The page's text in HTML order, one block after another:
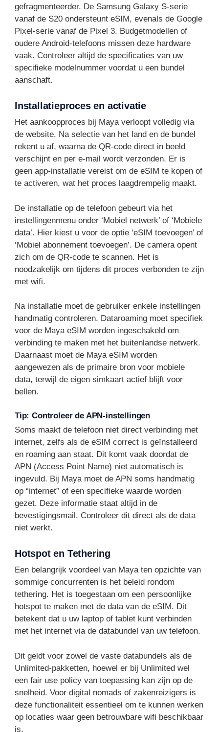
gefragmenteerder. De Samsung Galaxy S-serie
vanaf de S20 ondersteunt eSIM, evenals de Google
Pixel-serie vanaf de Pixel 3. Budgetmodellen of
oudere Android-telefoons missen deze hardware
vaak. Controleer altijd de specificaties van uw
specifieke modelnummer voordat u een bundel
aanschaft.
Installatieproces en activatie
Het aankoopproces bij Maya verloopt volledig via
de website. Na selectie van het land en de bundel
rekent u af, waarna de QR-code direct in beeld
verschijnt en per e-mail wordt verzonden. Er is
geen app-installatie vereist om de eSIM te kopen of
te activeren, wat het proces laagdrempelig maakt.
De installatie op de telefoon gebeurt via het
instellingenmenu onder ‘Mobiel netwerk’ of ‘Mobiele
data’. Hier kiest u voor de optie ‘eSIM toevoegen’ of
‘Mobiel abonnement toevoegen’. De camera opent
zich om de QR-code te scannen. Het is
noodzakelijk om tijdens dit proces verbonden te zijn
met wifi.
Na installatie moet de gebruiker enkele instellingen
handmatig controleren. Dataroaming moet specifiek
voor de Maya eSIM worden ingeschakeld om
verbinding te maken met het buitenlandse netwerk.
Daarnaast moet de Maya eSIM worden
aangewezen als de primaire bron voor mobiele
data, terwijl de eigen simkaart actief blijft voor
bellen.
Tip: Controleer de APN-instellingen
Soms maakt de telefoon niet direct verbinding met
internet, zelfs als de eSIM correct is geïnstalleerd
en roaming aan staat. Dit komt vaak doordat de
APN (Access Point Name) niet automatisch is
ingevuld. Bij Maya moet de APN soms handmatig
op “internet” of een specifieke waarde worden
gezet. Deze informatie staat altijd in de
bevestigingsmail. Controleer dit direct als de data
niet werkt.
Hotspot en Tethering
Een belangrijk voordeel van Maya ten opzichte van
sommige concurrenten is het beleid rondom
tethering. Het is toegestaan om een persoonlijke
hotspot te maken met de data van de eSIM. Dit
betekent dat u uw laptop of tablet kunt verbinden
met het internet via de databundel van uw telefoon.
Dit geldt voor zowel de vaste databundels als de
Unlimited-pakketten, hoewel er bij Unlimited wel
een fair use policy van toepassing kan zijn op de
snelheid. Voor digital nomads of zakenreizigers is
deze functionaliteit essentieel om te kunnen werken
op locaties waar geen betrouwbare wifi beschikbaar
is.